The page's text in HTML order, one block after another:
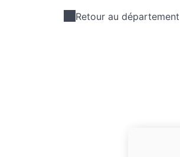
Retour au département